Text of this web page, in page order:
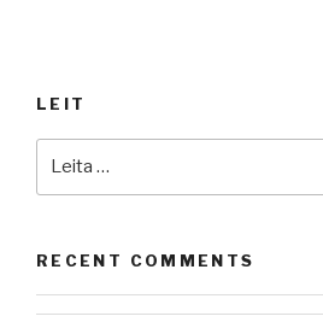
LEIT
RECENT COMMENTS